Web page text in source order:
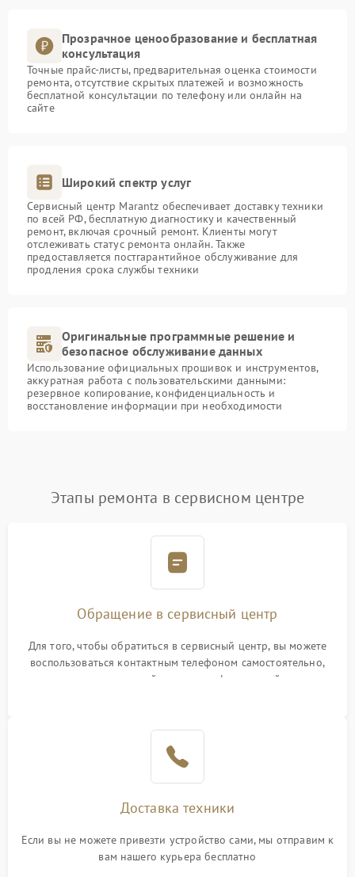
Прозрачное ценообразование и бесплатная
консультация
Точные прайс-листы, предварительная оценка стоимости
ремонта, отсутствие скрытых платежей и возможность
бесплатной консультации по телефону или онлайн на
сайте
Широкий спектр услуг
Сервисный центр Marantz обеспечивает доставку техники
по всей РФ, бесплатную диагностику и качественный
ремонт, включая срочный ремонт. Клиенты могут
отслеживать статус ремонта онлайн. Также
предоставляется постгарантийное обслуживание для
продления срока службы техники
Оригинальные программные решение и
безопасное обслуживание данных
Использование официальных прошивок и инструментов,
аккуратная работа с пользовательскими данными:
резервное копирование, конфиденциальность и
восстановление информации при необходимости
Этапы ремонта в сервисном центре
Обращение в сервисный центр
Для того, чтобы обратиться в сервисный центр, вы можете
воспользоваться контактным телефоном самостоятельно,
или оставить свой номер телефона на сайте
Доставка техники
Если вы не можете привезти устройство сами, мы отправим к
вам нашего курьера бесплатно